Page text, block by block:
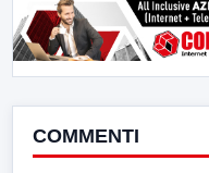
COMMENTI